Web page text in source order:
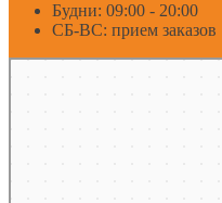
Будни: 09:00 - 20:00
СБ-ВС: прием заказов